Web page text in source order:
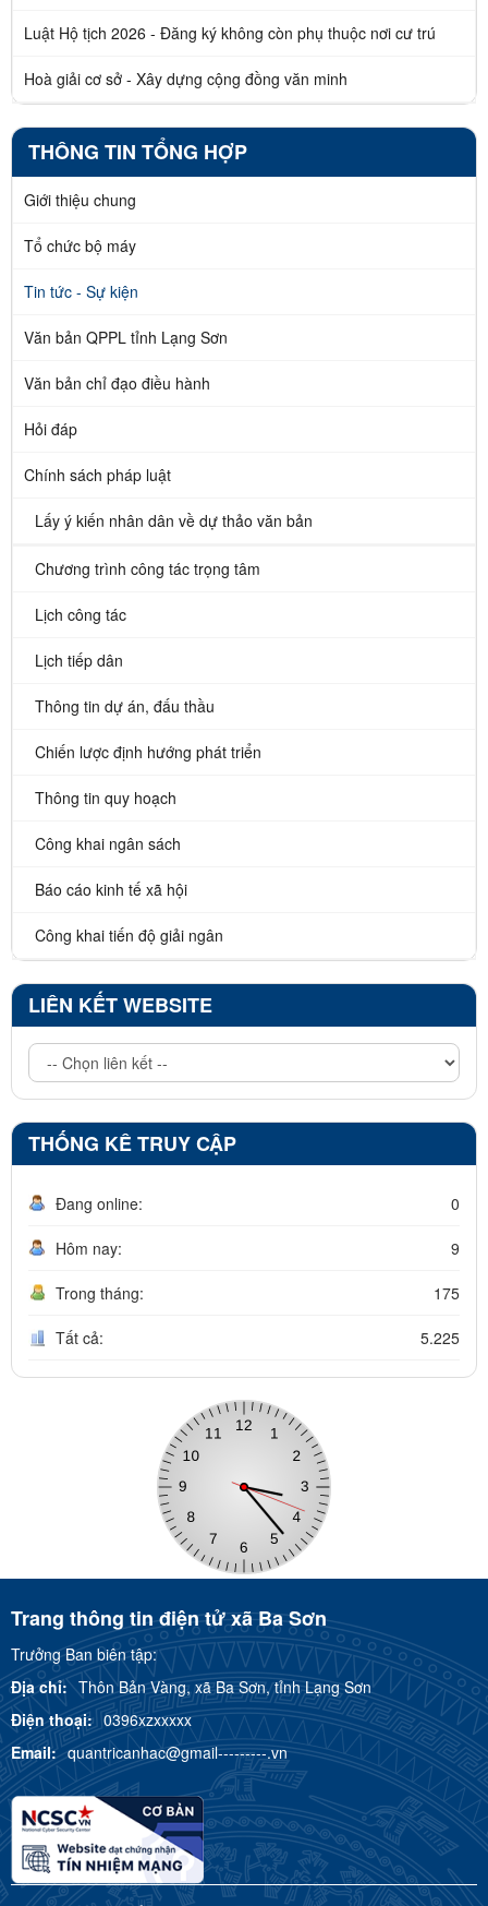
Luật Hộ tịch 2026 - Đăng ký không còn phụ thuộc nơi cư trú
Hoà giải cơ sở - Xây dựng cộng đồng văn minh
THÔNG TIN TỔNG HỢP
Giới thiệu chung
Tổ chức bộ máy
Tin tức - Sự kiện
Văn bản QPPL tỉnh Lạng Sơn
Văn bản chỉ đạo điều hành
Hỏi đáp
Chính sách pháp luật
Lấy ý kiến nhân dân về dự thảo văn bản
Chương trình công tác trọng tâm
Lịch công tác
Lịch tiếp dân
Thông tin dự án, đấu thầu
Chiến lược định hướng phát triển
Thông tin quy hoạch
Công khai ngân sách
Báo cáo kinh tế xã hội
Công khai tiến độ giải ngân
LIÊN KẾT WEBSITE
THỐNG KÊ TRUY CẬP
Đang online: 0
Hôm nay: 9
Trong tháng: 175
Tất cả: 5.225
Trang thông tin điện tử xã Ba Sơn
Trưởng Ban biên tập:
Địa chỉ: Thôn Bản Vàng, xã Ba Sơn, tỉnh Lạng Sơn
Điện thoại: 0396xzxxxxx
Email: quantricanhac@gmail---------.vn